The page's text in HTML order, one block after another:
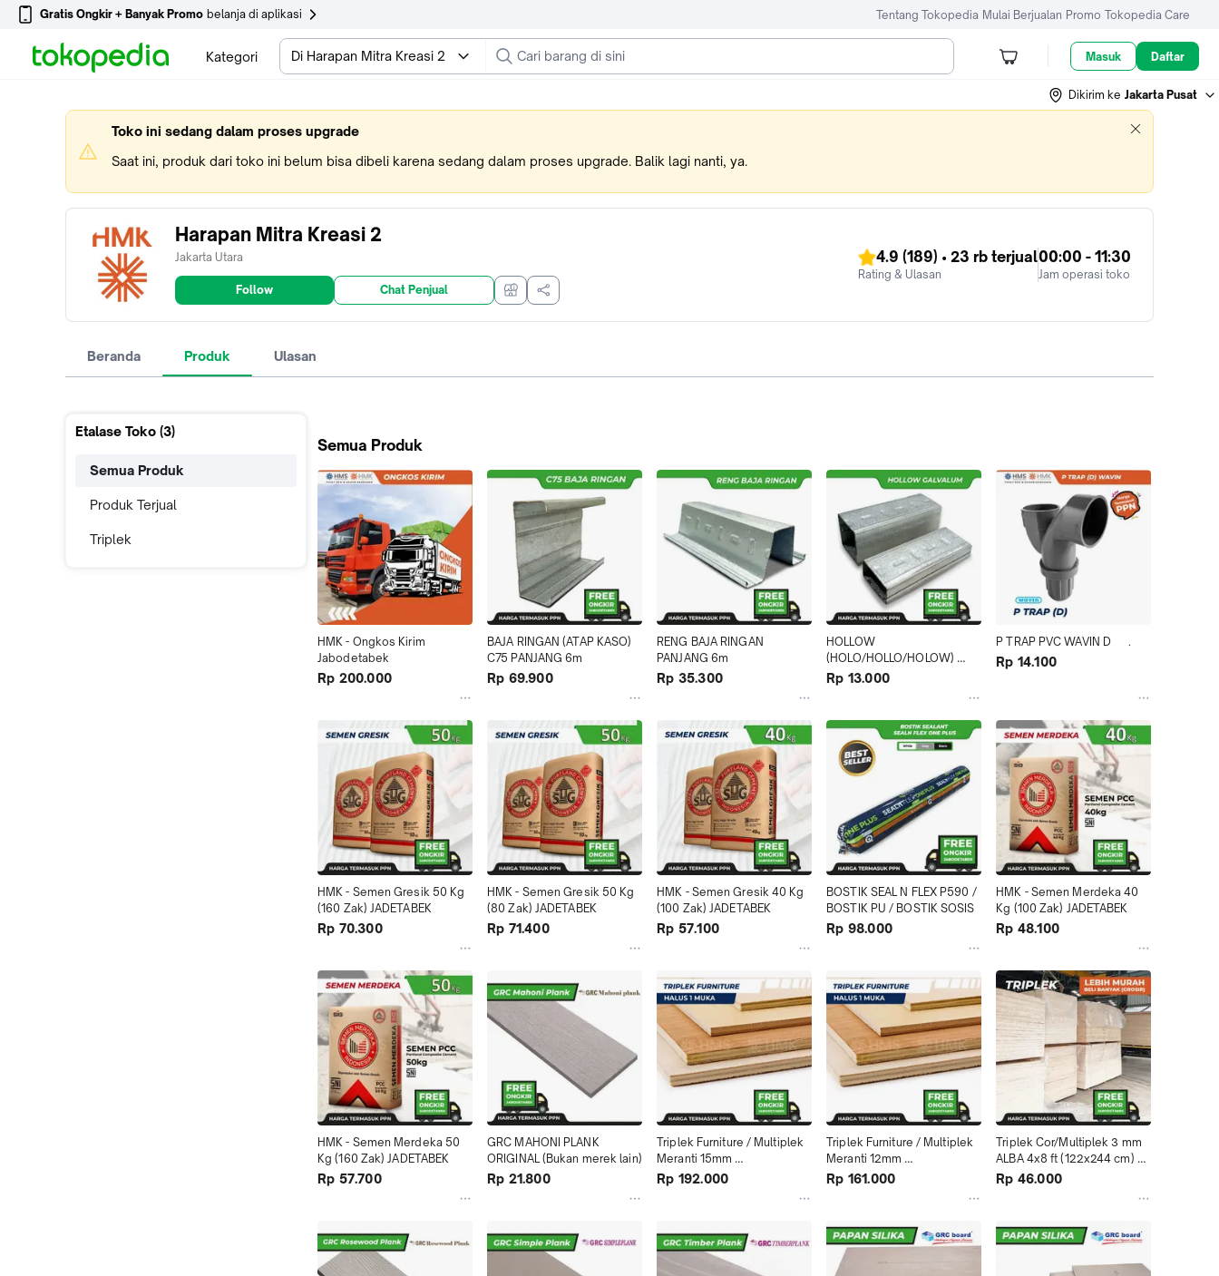
Gratis Ongkir + Banyak Promo belanja di aplikasi Tentang Tokopedia Mulai Berjualan Promo Tokopedia Care
Kategori Di Harapan Mitra Kreasi 2 Masuk Daftar
Dikirim ke Jakarta Pusat
Toko ini sedang dalam proses upgrade
Saat ini, produk dari toko ini belum bisa dibeli karena sedang dalam proses upgrade. Balik lagi nanti, ya.
Harapan Mitra Kreasi 2
Jakarta Utara
Follow Chat Penjual
4.9 (189) • 23 rb terjual
Rating & Ulasan
00:00 - 11:30
Jam operasi toko
Beranda Produk Ulasan
Etalase Toko (3)
Semua Produk
Produk Terjual
Triplek
Semua Produk
HMK - Ongkos Kirim
Jabodetabek
Rp 200.000
BAJA RINGAN (ATAP KASO)
C75 PANJANG 6m
Rp 69.900
RENG BAJA RINGAN
PANJANG 6m
Rp 35.300
HOLLOW
(HOLO/HOLLO/HOLOW)
PLAFON/GYPSUM/BAJA
Rp 13.000
P TRAP PVC WAVIN D      .
Rp 14.100
HMK - Semen Gresik 50 Kg
(160 Zak) JADETABEK
Rp 70.300
HMK - Semen Gresik 50 Kg
(80 Zak) JADETABEK
Rp 71.400
HMK - Semen Gresik 40 Kg
(100 Zak) JADETABEK
Rp 57.100
BOSTIK SEAL N FLEX P590 /
BOSTIK PU / BOSTIK SOSIS
Rp 98.000
HMK - Semen Merdeka 40
Kg (100 Zak) JADETABEK
Rp 48.100
HMK - Semen Merdeka 50
Kg (160 Zak) JADETABEK
Rp 57.700
GRC MAHONI PLANK
ORIGINAL (Bukan merek lain)
Rp 21.800
Triplek Furniture / Multiplek
Meranti 15mm
4x8(122x244cm)-1 muka
Rp 192.000
Triplek Furniture / Multiplek
Meranti 12mm
4x8(122x244cm)-1 muka
Rp 161.000
Triplek Cor/Multiplek 3 mm
ALBA 4x8 ft (122x244 cm)
GROSIR LEBIH MURAH
Rp 46.000